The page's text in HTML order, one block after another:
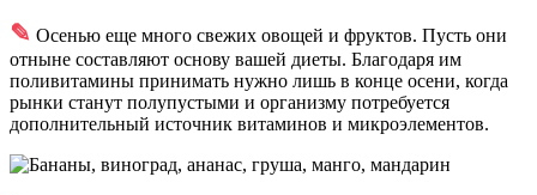
✎ Осенью еще много свежих овощей и фруктов. Пусть они
отныне составляют основу вашей диеты. Благодаря им
поливитамины принимать нужно лишь в конце осени, когда
рынки станут полупустыми и организму потребуется
дополнительный источник витаминов и микроэлементов.